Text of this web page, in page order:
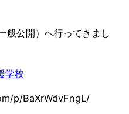
般公開）へ行ってきまし
学校
p/BaXrWdvFngL/